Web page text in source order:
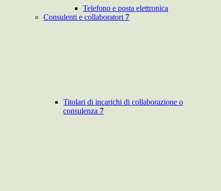
Telefono e posta elettronica
Consulenti e collaboratori 7
Titolari di incarichi di collaborazione o
consulenza 7